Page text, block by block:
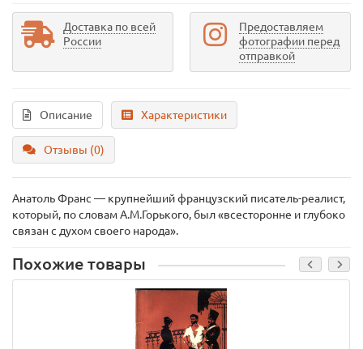
Доставка по всей
России
Предоставляем
фотографии перед
отправкой
Описание Характеристики
Отзывы (0)
Анатоль Франс — крупнейший французский писатель-реалист,
который, по словам А.М.Горького, был «всесторонне и глубоко
связан с духом своего народа».
Похожие товары